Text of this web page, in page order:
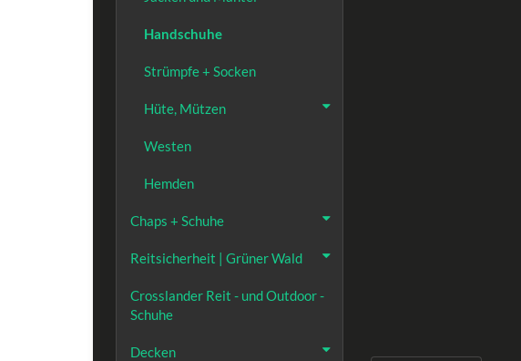
Handschuhe
Strümpfe + Socken
Hüte, Mützen
Westen
Hemden
Chaps + Schuhe
Reitsicherheit | Grüner Wald
Crosslander Reit - und Outdoor -
Schuhe
Decken